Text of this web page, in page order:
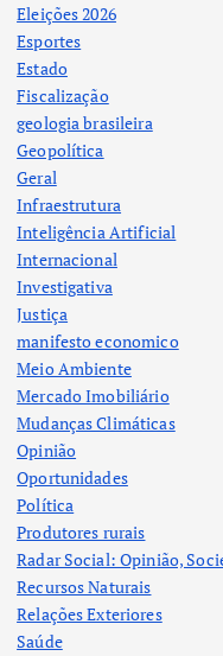
Eleições 2026
Esportes
Estado
Fiscalização
geologia brasileira
Geopolítica
Geral
Infraestrutura
Inteligência Artificial
Internacional
Investigativa
Justiça
manifesto economico
Meio Ambiente
Mercado Imobiliário
Mudanças Climáticas
Opinião
Oportunidades
Política
Produtores rurais
Radar Social: Opinião,
Recursos Naturais
Relações Exteriores
Saúde